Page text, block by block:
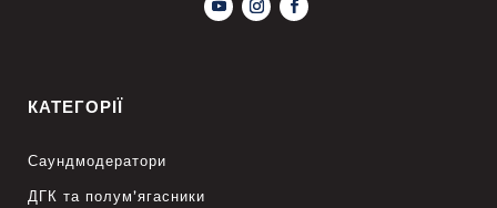
КАТЕГОРІЇ
Саундмодератори
ДГК та полум’ягасники